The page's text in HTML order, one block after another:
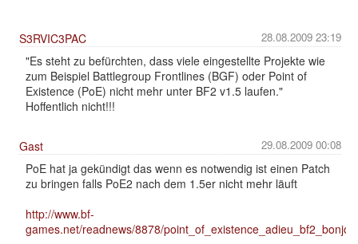
28.08.2009 23:19
S3RVIC3PAC
"Es steht zu befürchten, dass viele eingestellte Projekte wie
zum Beispiel Battlegroup Frontlines (BGF) oder Point of
Existence (PoE) nicht mehr unter BF2 v1.5 laufen."
Hoffentlich nicht!!!
29.08.2009 00:08
Gast
PoE hat ja gekündigt das wenn es notwendig ist einen Patch
zu bringen falls PoE2 nach dem 1.5er nicht mehr läuft
http://www.bf-
games.net/readnews/8878/